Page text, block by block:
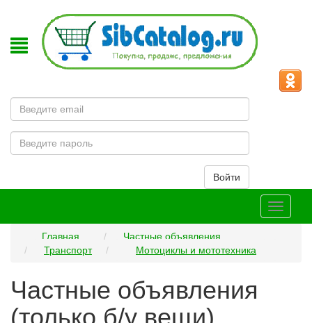
Войти
Меню
Главная
Частные объявления
Транспорт
Мотоциклы и мототехника
Частные объявления
(только б/у вещи)